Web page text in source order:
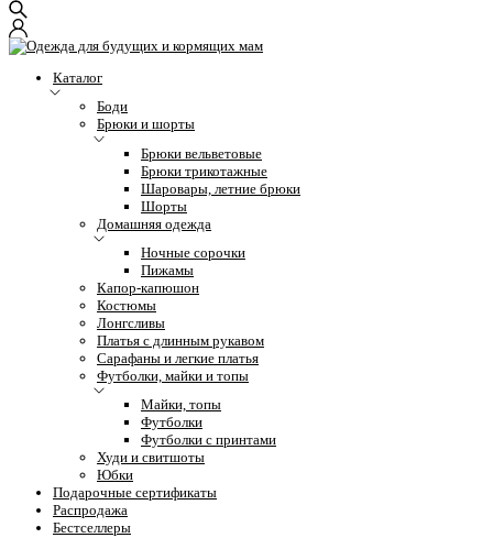
Каталог
Боди
Брюки и шорты
Брюки вельветовые
Брюки трикотажные
Шаровары, летние брюки
Шорты
Домашняя одежда
Ночные сорочки
Пижамы
Капор-капюшон
Костюмы
Лонгсливы
Платья с длинным рукавом
Сарафаны и легкие платья
Футболки, майки и топы
Майки, топы
Футболки
Футболки с принтами
Худи и свитшоты
Юбки
Подарочные сертификаты
Распродажа
Бестселлеры